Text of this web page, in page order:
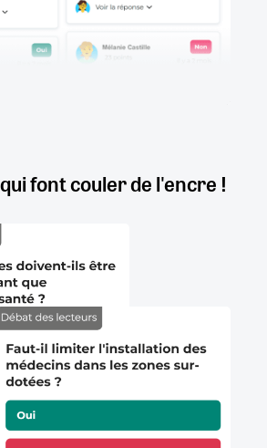
font couler de l'encre !